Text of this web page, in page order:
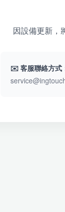
因設備更新，
✉️ 客服聯絡方式